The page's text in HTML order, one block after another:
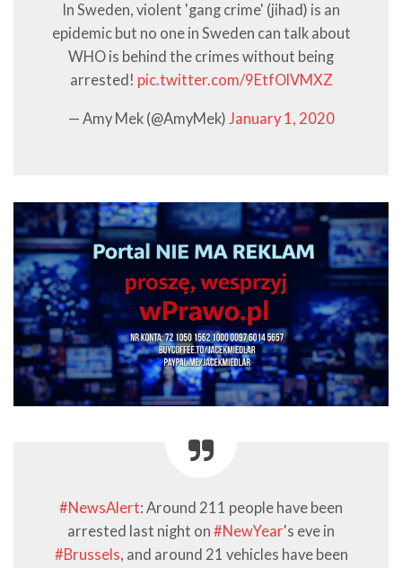
In Sweden, violent 'gang crime' (jihad) is an
epidemic but no one in Sweden can talk about
WHO is behind the crimes without being
arrested! pic.twitter.com/9EtfOlVMXZ
— Amy Mek (@AmyMek) January 1, 2020
#NewsAlert: Around 211 people have been
arrested last night on #NewYear's eve in
#Brussels, and around 21 vehicles have been